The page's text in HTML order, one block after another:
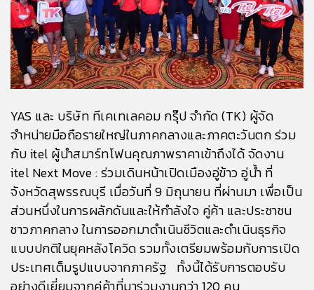
YAS และ บริษัท ทีเคเทเลคอม กรุ๊ป จำกัด (TK) ผู้จัด
จำหน่ายมือถือรายใหญ่ในภาคกลางและภาคตะวันตก ร่วม
กับ itel ผู้นำสมาร์ทโฟนคุณภาพราคาเข้าถึงได้ จัดงาน
itel Next Move : ร่วมเดินหน้าเปิดเมืองอู่ข้าว อู่น้ำ ที่
จังหวัดสุพรรณบุรี เมื่อวันที่ 9 มิถุนายน ที่ผ่านมา เพื่อเป็น
ส่วนหนึ่งในการผลักดันและให้กำลังใจ คู่ค้า และประชาชน
ชาวภาคกลาง ในการออกมาดำเนินชีวิตและดำเนินธุรกิจ
แบบปกติในยุคหลังโควิด รวมทั้งเตรียมพร้อมกับการเปิด
ประเทศเต็มรูปแบบจากภาครัฐ ทั้งนี้ได้รับการตอบรับ